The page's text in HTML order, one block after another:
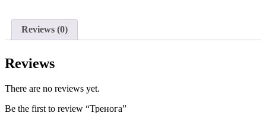
Reviews (0)
Reviews
There are no reviews yet.
Be the first to review “Тренога”